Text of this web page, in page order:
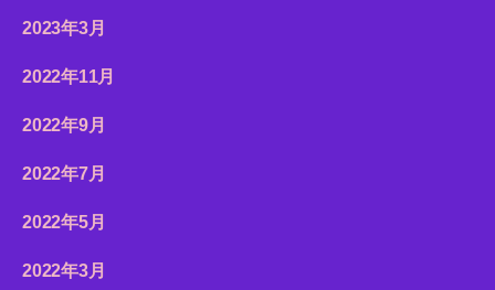
2023年3月
2022年11月
2022年9月
2022年7月
2022年5月
2022年3月